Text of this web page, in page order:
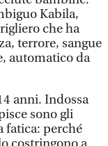
Kabila,
che ha
terrore, sangue
automatico da
anni. Indossa
sono gli
fatica: perché